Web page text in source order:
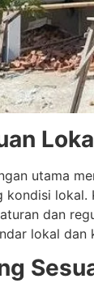
utama
kondisi
dan
lokal